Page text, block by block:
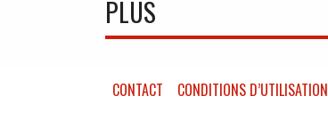
PLUS
CONTACT CONDITIONS D’UTILISATION